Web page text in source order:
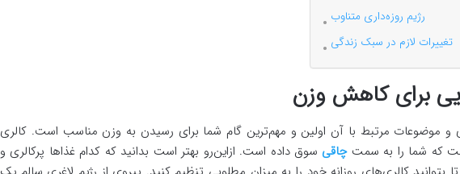
رژیم روزه‌داری متناوب
تغییرات لازم در سبک زندگی
برای کاهش وزن
و موضوعات مرتبط با آن اولین و مهم‌ترین گام شما برای رسیدن به وزن مناسب است. کالری
که شما را به سمتچاقی سوق داده است. ازاین‌رو بهتر است بدانید که کدام غذاها پرکالری و